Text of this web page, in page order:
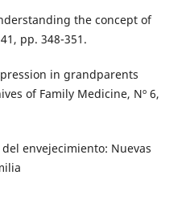
the concept of
pp. 348-351.
in grandparents
of Family Medicine, Nº 6,
del envejecimiento: Nuevas